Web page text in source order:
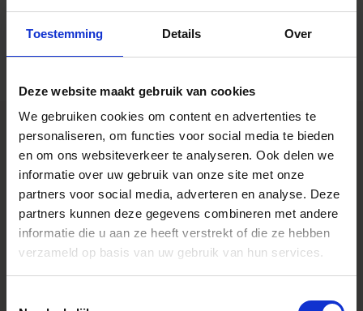
Toestemming Details Over
Deze website maakt gebruik van cookies
We gebruiken cookies om content en advertenties te
personaliseren, om functies voor social media te bieden
en om ons websiteverkeer te analyseren. Ook delen we
informatie over uw gebruik van onze site met onze
partners voor social media, adverteren en analyse. Deze
partners kunnen deze gegevens combineren met andere
informatie die u aan ze heeft verstrekt of die ze hebben
verzameld op basis van uw gebruik van hun services.
SPECIFICATIONS
CONSTRUCTION
Caractéristiques
* All figures calculated by L-Mount.
registered Trademark of Leica